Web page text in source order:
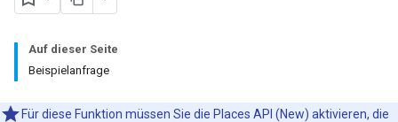
Auf dieser Seite
Beispielanfrage
Für diese Funktion müssen Sie die Places API (New) aktivieren, die